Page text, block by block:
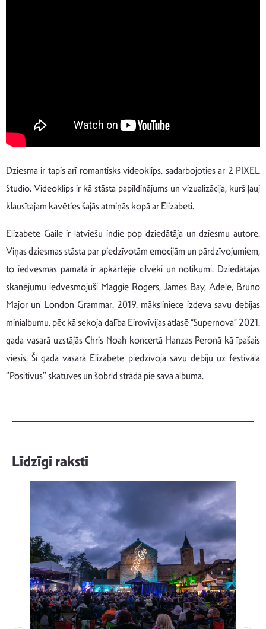
Dziesma ir tapis arī romantisks videoklips, sadarbojoties ar 2 PIXEL
Studio. Videoklips ir kā stāsta papildinājums un vizualizācija, kurš ļauj
klausītajam kavēties šajās atmiņās kopā ar Elizabeti.
Elizabete Gaile ir latviešu indie pop dziedātāja un dziesmu autore.
Viņas dziesmas stāsta par piedzīvotām emocijām un pārdzīvojumiem,
to iedvesmas pamatā ir apkārtējie cilvēki un notikumi. Dziedātājas
skanējumu iedvesmojuši Maggie Rogers, James Bay, Adele, Bruno
Major un London Grammar. 2019. māksliniece izdeva savu debijas
minialbumu, pēc kā sekoja dalība Eirovīvijas atlasē “Supernova” 2021.
gada vasarā uzstājās Chris Noah koncertā Hanzas Peronā kā īpašais
viesis. Šī gada vasarā Elizabete piedzīvoja savu debiju uz festivāla
‘’Positivus’’ skatuves un šobrīd strādā pie sava albuma.
Līdzīgi raksti